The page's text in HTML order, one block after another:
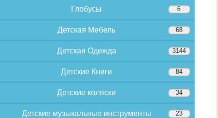
Глобусы 6
Детская Мебель 68
Детская Одежда 3144
Детские Книги 84
Детские коляски 34
Детские музыкальные инструменты 23